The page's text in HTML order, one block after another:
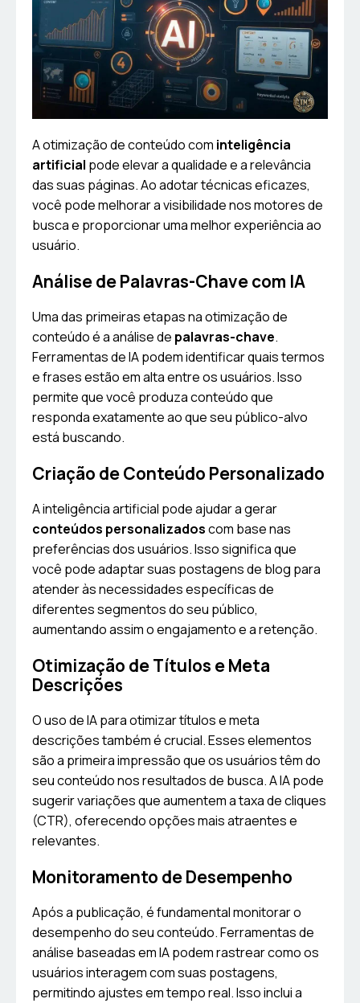
A otimização de conteúdo com inteligência
artificial pode elevar a qualidade e a relevância
das suas páginas. Ao adotar técnicas eficazes,
você pode melhorar a visibilidade nos motores de
busca e proporcionar uma melhor experiência ao
usuário.
Análise de Palavras-Chave com IA
Uma das primeiras etapas na otimização de
conteúdo é a análise de palavras-chave.
Ferramentas de IA podem identificar quais termos
e frases estão em alta entre os usuários. Isso
permite que você produza conteúdo que
responda exatamente ao que seu público-alvo
está buscando.
Criação de Conteúdo Personalizado
A inteligência artificial pode ajudar a gerar
conteúdos personalizadoscom base nas
preferências dos usuários. Isso significa que
você pode adaptar suas postagens de blog para
atender às necessidades específicas de
diferentes segmentos do seu público,
aumentando assim o engajamento e a retenção.
Otimização de Títulos e Meta
Descrições
O uso de IA para otimizar títulos e meta
descrições também é crucial. Esses elementos
são a primeira impressão que os usuários têm do
seu conteúdo nos resultados de busca. A IA pode
sugerir variações que aumentem a taxa de cliques
(CTR), oferecendo opções mais atraentes e
relevantes.
Monitoramento de Desempenho
Após a publicação, é fundamental monitorar o
desempenho do seu conteúdo. Ferramentas de
análise baseadas em IA podem rastrear como os
usuários interagem com suas postagens,
permitindo ajustes em tempo real. Isso inclui a